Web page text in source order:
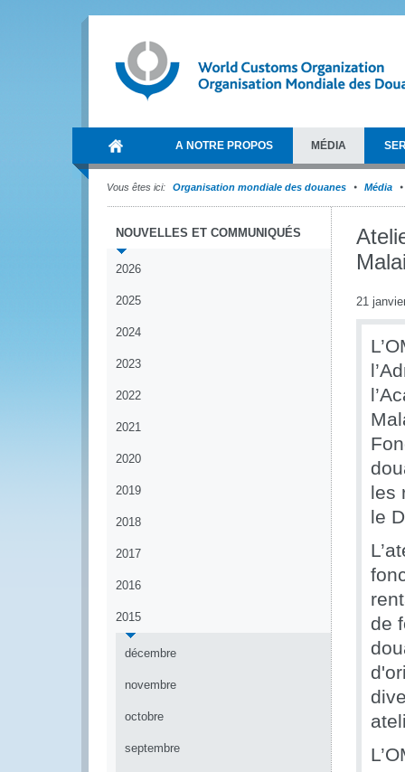
A NOTRE PROPOS MÉDIA
Vous êtes ici: Organisation mondiale des douanes Média
NOUVELLES ET COMMUNIQUÉS
2026
2025
2024
2023
2022
2021
2020
2019
2018
2017
2016
2015
décembre
novembre
octobre
septembre
21
les
le
de